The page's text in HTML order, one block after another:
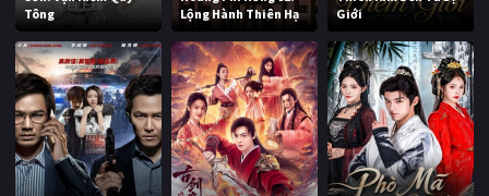
Tông
Lộng Hành Thiên Hạ
Giới